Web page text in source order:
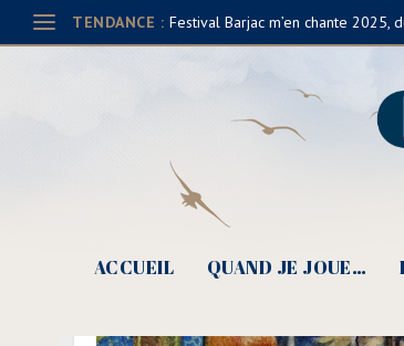
TENDANCE : Festival Barjac m’en chante 2025,
ACCUEIL QUAND JE JOUE…